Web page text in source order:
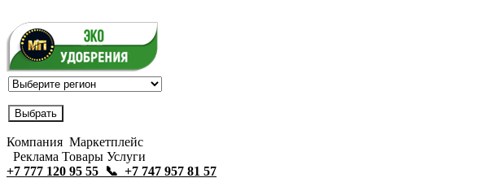
Компания Маркетплейс
Реклама Товары Услуги
+7 777 120 95 55 📞 +7 747 957 81 57